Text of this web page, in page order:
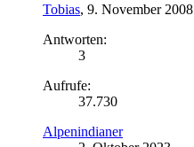
Tobias, 9. November 2008
Antworten:
3
Aufrufe:
37.730
Alpenindianer